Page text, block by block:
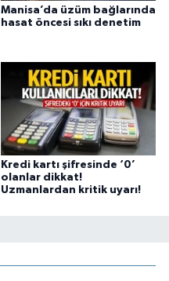
Manisa’da üzüm bağlarında
hasat öncesi sıkı denetim
Kredi kartı şifresinde ‘0’
olanlar dikkat!
Uzmanlardan kritik uyarı!